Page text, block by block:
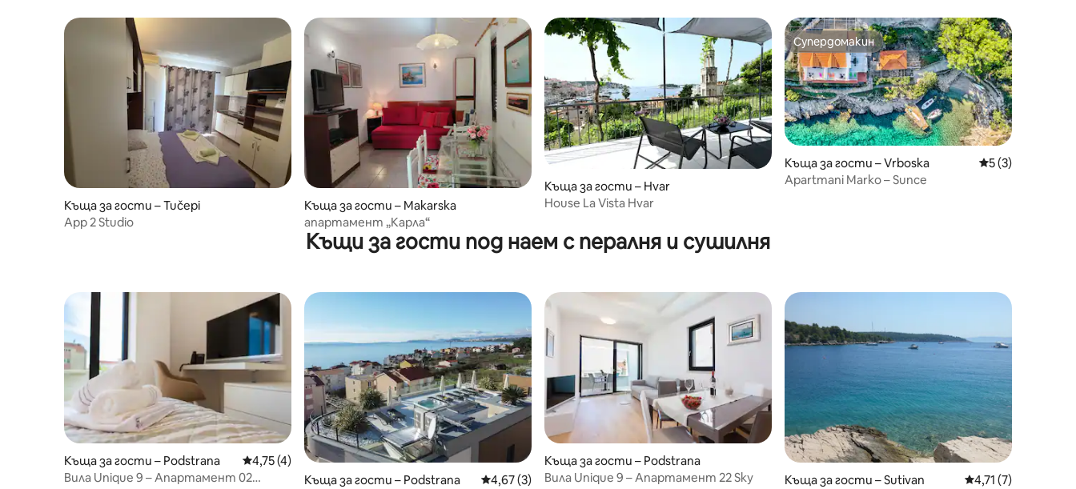
Къща за гости – Tučepi
App 2 Studio
Къща за гости – Makarska
апартамент „Карла“
Къща за гости – Hvar
House La Vista Hvar
Супердомакин
Супердомакин
Къща за гости – Vrboska Средна оценка:
5 (3)
Apartmani Marko – Sunce
Къщи за гости под наем с пералня и сушилня
Къща за гости – Podstrana Средна оценка: 4,75 от 5, 4 отзива
4,75 (4)
Вила Unique 9 – Апартамент 02
Къща за гости – Podstrana Средна оценка: 4,67 от 5, 3 отзива
4,67 (3)
Къща за гости – Podstrana
Вила Unique 9 – Апартамент 22 Sky
Къща за гости – Sutivan Средна оценка:
4,71 (7)